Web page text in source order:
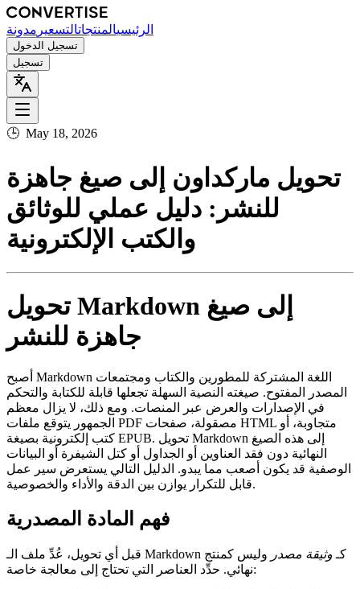
الرئيسيالمنتجاتالتسعير مدونة
تسجيل الدخول
تسجيل
🕒 May 18, 2026
تحويل ماركداون إلى صيغ جاهزة
للنشر: دليل عملي للوثائق
والكتب الإلكترونية
تحويل Markdown إلى صيغ
جاهزة للنشر
أصبح Markdown اللغة المشتركة للمطورين والكتاب ومجتمعات
المصدر المفتوح. صيغته النصية السهلة تجعلها قابلة للكتابة والتحكم
في الإصدارات والعرض عبر المنصات. ومع ذلك، لا يزال معظم
الجمهور يتوقع ملفات PDF مصقولة، صفحات HTML متجاوبة، أو
كتب إلكترونية بصيغة EPUB. تحويل Markdown إلى هذه الصيغ
النهائية دون فقد العناوين أو الجداول أو كتل الشيفرة أو البيانات
الوصفية قد يكون أصعب مما يبدو. الدليل التالي يستعرض سير عمل
قابل للتكرار يوازن بين الدقة والأداء والخصوصية.
فهم المادة المصدرية
قبل أي تحويل، عُدِّ ملف الـ Markdown كـ وثيقة مصدر وليس كمنتج
نهائي. حدِّد العناصر التي تحتاج إلى معالجة خاصة: